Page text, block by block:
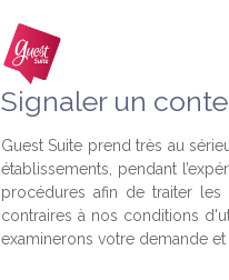
Signaler un
Guest Suite prend très au
établissements, pendant
procédures afin de traiter les
contraires à nos conditions
examinerons votre demande